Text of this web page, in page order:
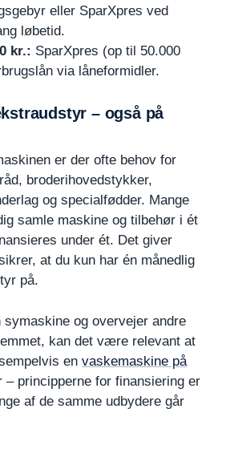
eller SparXpres ved
løbetid.
kr.: SparXpres (op til 50.000
via låneformidler.
– også på
er der ofte behov for
broderihovedstykker,
og specialfødder. Mange
samle maskine og tilbehør i ét
under ét. Det giver
at du kun har én månedlig
på.
symaskine og overvejer andre
kan det være relevant at
en vaskemaskine på
– principperne for finansiering er
af de samme udbydere går